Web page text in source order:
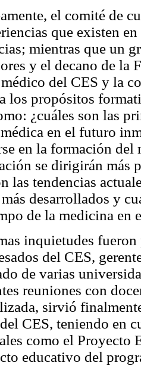
el comité de
que existen
mientras que un
y el decano de la
del CES y la
los propósitos
¿cuáles son las
en el futuro
en la formación del
se dirigirán más
las tendencias
desarrollados y
de la medicina en
inquietudes
del CES,
de varias
reuniones con
sirvió
CES, teniendo en
como el
educativo del